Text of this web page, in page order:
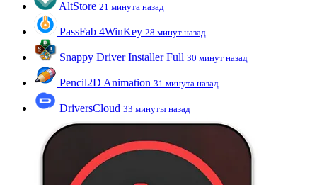
AltStore 21 минута назад
PassFab 4WinKey 28 минут назад
Snappy Driver Installer Full 30 минут назад
Pencil2D Animation 31 минута назад
DriversCloud 33 минуты назад